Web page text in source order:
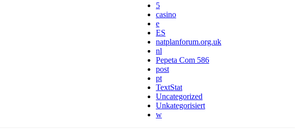
5
casino
e
ES
natplanforum.org.uk
nl
Pepeta Com 586
post
pt
TextStat
Uncategorized
Unkategorisiert
w